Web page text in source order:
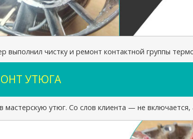
выполнил чистку и ремонт контактной группы
УТЮГА
мастерскую утюг. Со слов клиента — не